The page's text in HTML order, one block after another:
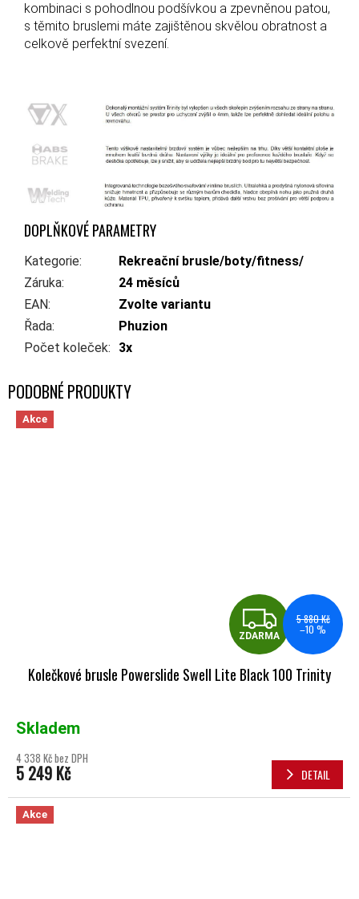
kombinaci s pohodlnou podšívkou a zpevněnou patou,
s těmito bruslemi máte zajištěnou skvělou obratnost a
celkově perfektní svezení.
DOPLŇKOVÉ PARAMETRY
Kategorie:
Rekreační brusle/boty/fitness/
Záruka:
24 měsíců
EAN:
Zvolte variantu
Řada:
Phuzion
Počet koleček: 3x
Akce
ZDARMA
5 880 Kč
–10 %
Kolečkové brusle Powerslide Swell Lite Black 100 Trinity
Skladem
4 338 Kč bez DPH
5 249 Kč DETAIL
Akce